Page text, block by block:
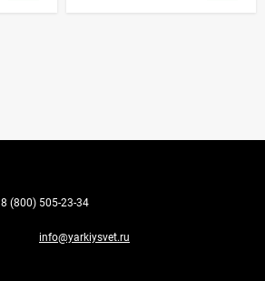
8 (800) 505-23-34
info@yarkiysvet.ru